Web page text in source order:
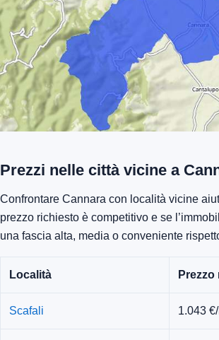
Prezzi nelle città vicine a
Confrontare Cannara con località vicine
prezzo richiesto è competitivo e se
una fascia alta, media o conveniente
Località Prezzo
Scafali 1.043 €/